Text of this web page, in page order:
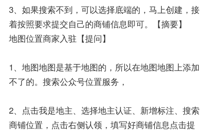
3、如果搜索不到，可以选择底端的，马上创建，接
着按照要求提交自己的商铺信息即可。【摘要】
地图位置商家入驻【提问】
1、地图地图是基于地图的，所以在地图地图上添加
不了的。搜索公众号位置服务，
2、点击我是地主、选择地主认证、新增标注、搜索
商铺位置，点击右侧认领，填写好商铺信息点击提